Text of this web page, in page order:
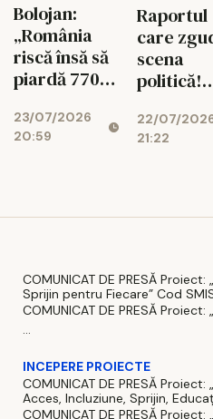
Bolojan:
„România
riscă însă să
piardă 770
de euro dacă
legea
23/07/2026
20:59
Raportul
care
scena
politică!
explică
cresc
22/07/
21:22
COMUNICAT DE PRESĂ
Sprijin pentru Fiecare” Cod
COMUNICAT DE PRESĂ
...
INCEPERE PROIECTE
COMUNICAT DE PRESĂ
Acces, Incluziune, Sprijin,
COMUNICAT DE PRESĂ